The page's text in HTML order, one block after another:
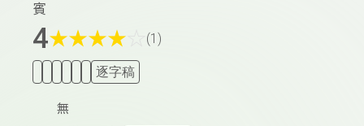
賓
4★★★★ (1)
逐字稿
無